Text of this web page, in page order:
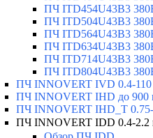
ПЧ ITD454U43B3
ПЧ ITD504U43B3
ПЧ ITD564U43B3
ПЧ ITD634U43B3
ПЧ ITD714U43B3
ПЧ ITD804U43B3
ПЧ INNOVERT IVD 0.4-
ПЧ INNOVERT IHD до 900
ПЧ INNOVERT IHD_T
ПЧ INNOVERT IDD 0.4-2.2